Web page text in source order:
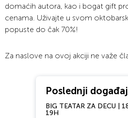
domaćih autora, kao i bogat gift
cenama. Uživajte u svom
popuste do čak 70%!
Za naslove na ovoj akciji ne važe
Poslednji
BIG TEATAR ZA DECU |
19H